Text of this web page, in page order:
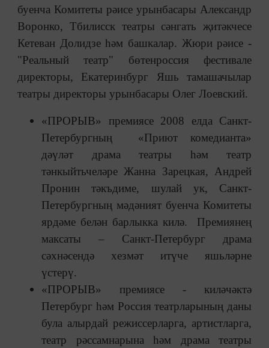
буенча Комитеты рәисе урынбасары Александр
Воронко, Тбилисск театры сәнгать җитәкчесе
Кетеван Долидзе һәм башкалар. Жюри рәисе -
"Реальный театр" бөтенроссия фестивале
директоры, Екатеринбург Яшь тамашачылар
театры директоры урынбасары Олег Лоевский.
«ПРОРЫВ» премиясе 2008 елда Санкт-
Петербургның «Приют комедианта»
дәүләт драма театры һәм театр
тәнкыйтьчеләре Жанна Зарецкая, Андрей
Пронин тәкъдиме, шулай ук, Санкт-
Петербургның мәдәният буенча Комитеты
ярдәме белән барлыкка килә. Премиянең
максаты – Санкт-Петербург драма
сәхнәсендә хезмәт итүче яшьләрне
үстерү.
«ПРОРЫВ» премиясе - киләчәктә
Петербург һәм Россия театрларының даны
була алырдай режиссерларга, артистларга,
театр рәссамнарына һәм драма театры